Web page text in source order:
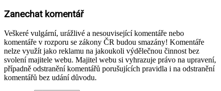
Zanechat komentář
Veškeré vulgární, urážlivé a nesouvisející komentáře nebo
komentáře v rozporu se zákony ČR budou smazány! Komentáře
nelze využít jako reklamu na jakoukoli výdělečnou činnost bez
svolení majitele webu. Majitel webu si vyhrazuje právo na upravení,
případně odstranění komentářů porušujících pravidla i na odstranění
komentářů bez udání důvodu.